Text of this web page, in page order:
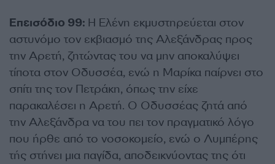
Επεισόδιο 99: Η Ελένη εκμυστηρεύεται στον
αστυνόμο τον εκβιασμό της Αλεξάνδρας προς
την Αρετή, ζητώντας του να μην αποκαλύψει
τίποτα στον Οδυσσέα, ενώ η Μαρίκα παίρνει στο
σπίτι της τον Πετράκη, όπως την είχε
παρακαλέσει η Αρετή. Ο Οδυσσέας ζητά από
την Αλεξάνδρα να του πει τον πραγματικό λόγο
που ήρθε από το νοσοκομείο, ενώ ο Λυμπέρης
τής στήνει μια παγίδα, αποδεικνύοντας της ότι